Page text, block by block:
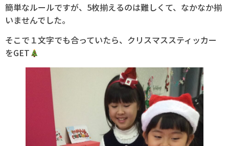
簡単なルールですが、5枚揃えるのは難しくて、なかなか揃
いませんでした。
そこで１文字でも合っていたら、クリスマススティッカー
をGET